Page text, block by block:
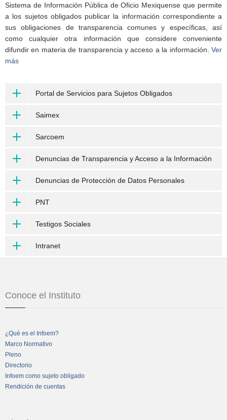
Sistema de Información Pública de Oficio Mexiquense que permite
a los sujetos obligados publicar la información correspondiente a
sus obligaciones de transparencia comunes y específicas, así
como cualquier otra información que considere conveniente
difundir en materia de transparencia y acceso a la información. Ver
más
Portal de Servicios para Sujetos Obligados
Saimex
Sarcoem
Denuncias de Transparencia y Acceso a la Información
Denuncias de Protección de Datos Personales
PNT
Testigos Sociales
Intranet
Conoce el Instituto
¿Qué es el Infoem?
Marco Normativo
Pleno
Directorio
Infoem como sujeto obligado
Rendición de cuentas